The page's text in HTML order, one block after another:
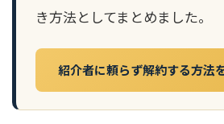
き方法としてまとめました。
紹介者に頼らず解約する方法